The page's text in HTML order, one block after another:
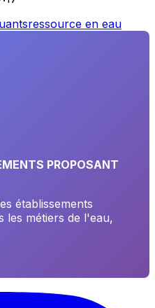
ressource en eau
PROPOSANT
établissements
les métiers de l'eau,